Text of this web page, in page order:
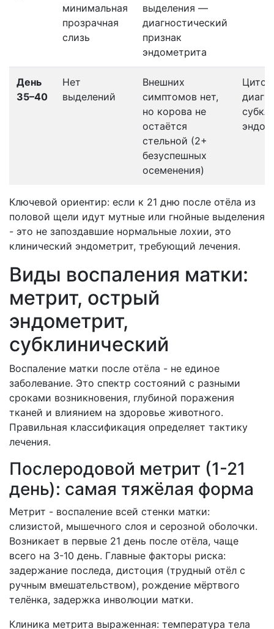
минимальная
прозрачная
слизь
выделения —
диагностический
признак
эндометрита
День
35–40
Нет
выделений
Внешних
симптомов нет,
но корова не
остаётся
стельной (2+
безуспешных
осеменения)
Ключевой ориентир: если к 21 дню после отёла из
половой щели идут мутные или гнойные выделения
- это не запоздавшие нормальные лохии, это
клинический эндометрит, требующий лечения.
Виды воспаления матки:
метрит, острый
эндометрит,
субклинический
Воспаление матки после отёла - не единое
заболевание. Это спектр состояний с разными
сроками возникновения, глубиной поражения
тканей и влиянием на здоровье животного.
Правильная классификация определяет тактику
лечения.
Послеродовой метрит (1-21
день): самая тяжёлая форма
Метрит - воспаление всей стенки матки:
слизистой, мышечного слоя и серозной оболочки.
Возникает в первые 21 день после отёла, чаще
всего на 3-10 день. Главные факторы риска:
задержание последа, дистоция (трудный отёл с
ручным вмешательством), рождение мёртвого
телёнка, задержка инволюции матки.
Клиника метрита выраженная: температура тела